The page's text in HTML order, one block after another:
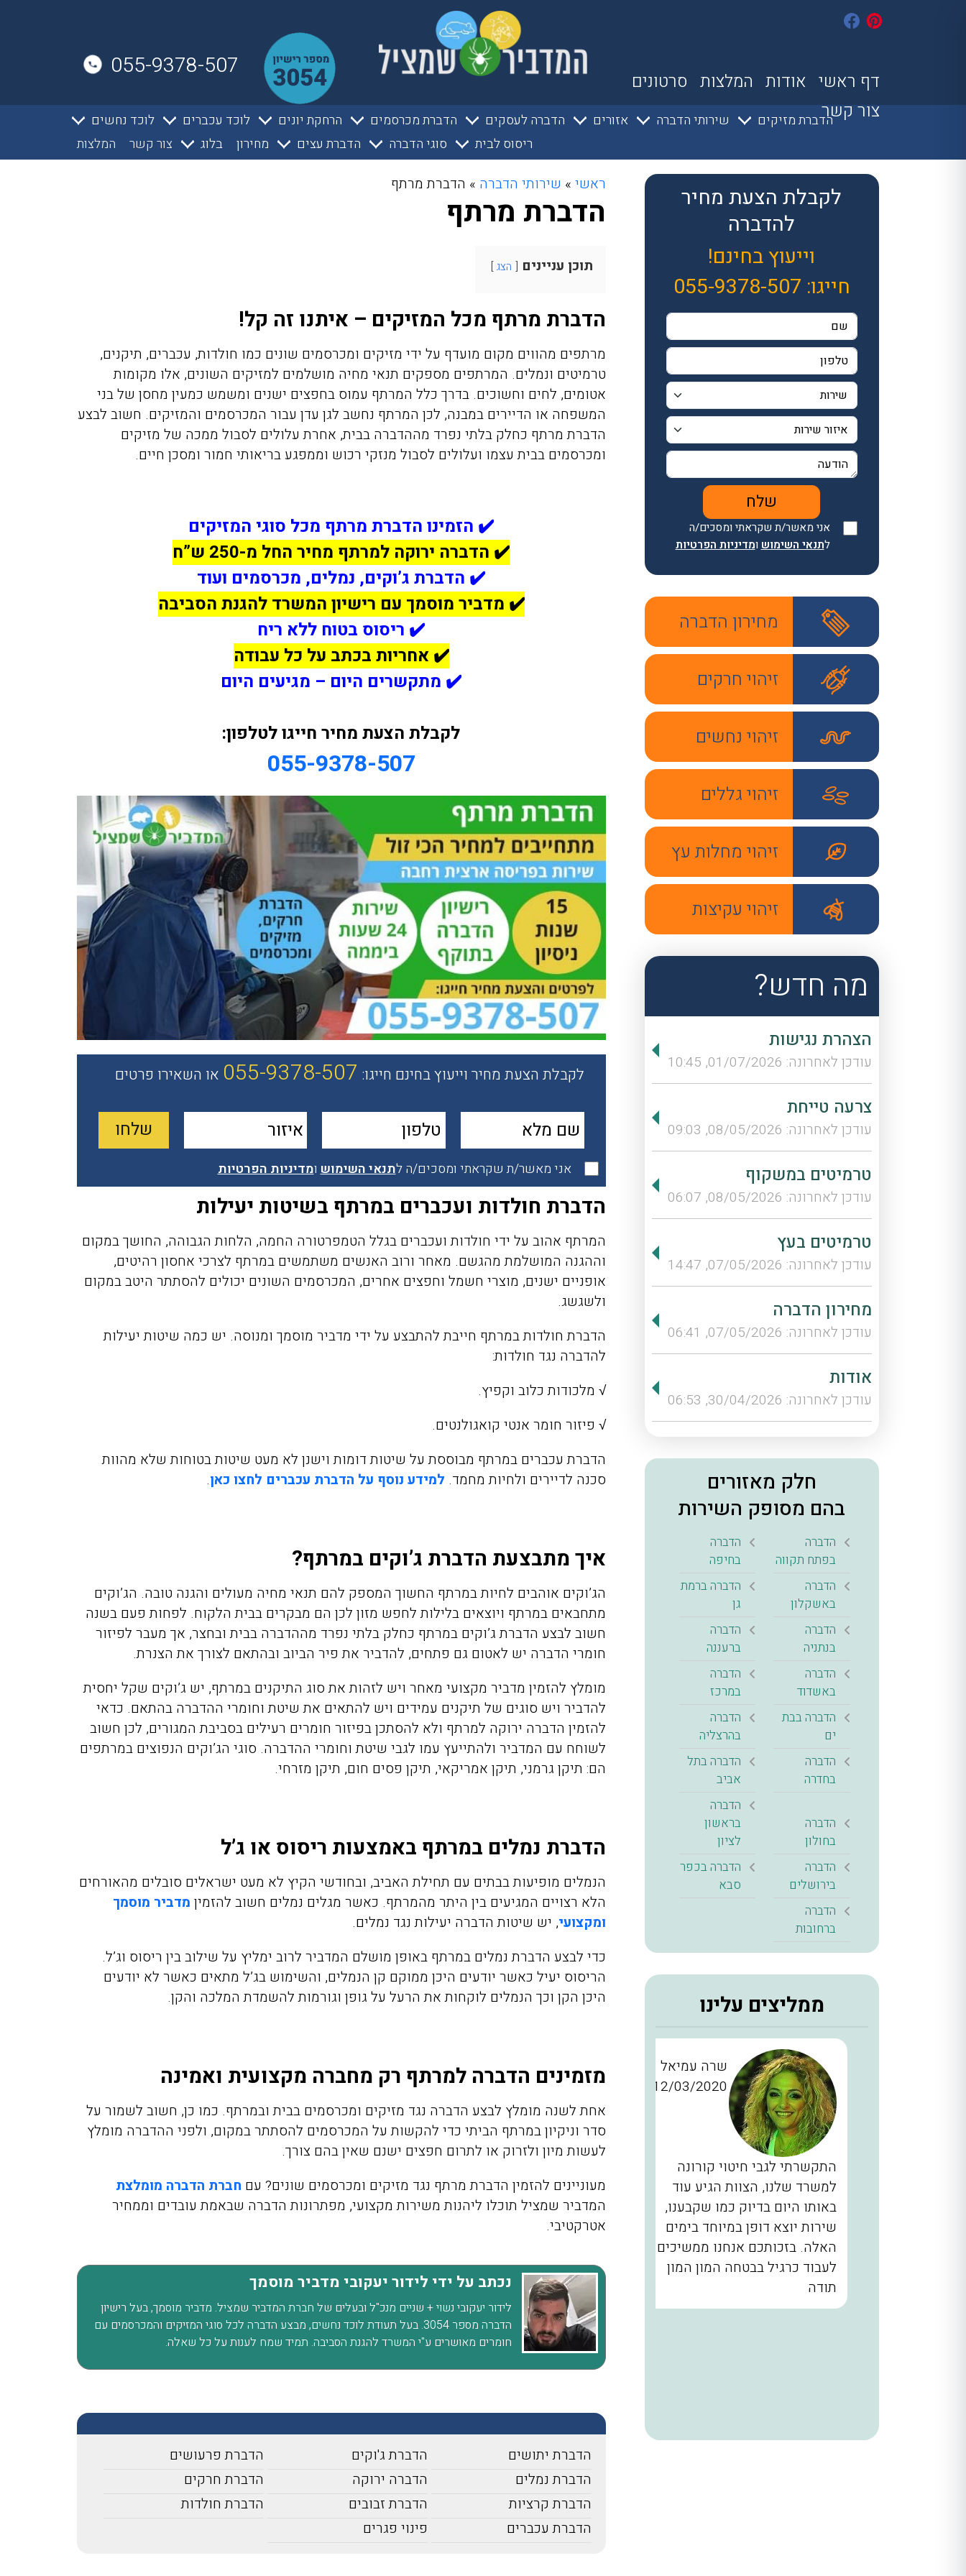
דף ראשי אודות המלצות סרטונים
צור קשר
055-9378-507
הדברת מזיקים שירותי הדברה אזורים הדברה לעסקים הדברת מכרסמים הרחקת יונים לוכד עכברים
לוכד נחשים
ריסוס לבית
סוגי הדברה הדברת עצים מחירון בלוג צור קשר המלצות
לקבלת הצעת מחיר
להדברה
וייעוץ בחינם!
חייגו: 055-9378-507
אני מאשר/ת שקראתי ומסכים/ה
לתנאי השימוש ומדיניות הפרטיות
מחירון הדברה
זיהוי חרקים
זיהוי נחשים
זיהוי גללים
זיהוי מחלות עץ
זיהוי עקיצות
מה חדש?
הצהרת נגישות
עודכן לאחרונה: 01/07/2026, 10:45
צרעה טייחת
עודכן לאחרונה: 08/05/2026, 09:03
טרמיטים במשקוף
עודכן לאחרונה: 08/05/2026, 06:07
טרמיטים בעץ
עודכן לאחרונה: 07/05/2026, 14:47
מחירון הדברה
עודכן לאחרונה: 07/05/2026, 06:41
אודות
עודכן לאחרונה: 30/04/2026, 06:53
חלק מאזורים
בהם מסופק השירות
הדברה
בפתח תקווה
הדברה
בחיפה
הדברה
באשקלון
הדברה ברמת
גן
הדברה
בנתניה
הדברה
ברעננה
הדברה
באשדוד
הדברה
במרכז
הדברה בבת
ים
הדברה
בהרצליה
הדברה
בחדרה
הדברה בתל
אביב
הדברה
בחולון
הדברה
בראשון
לציון
הדברה
בירושלים
הדברה בכפר
סבא
הדברה
ברחובות
ממליצים עלינו
שרה עמיאל
12/03/2020
התקשרתי לגבי חיטוי קורונה
למשרד שלנו, הצוות הגיע עוד
באותו היום בדיוק כמו שקבענו,
שירות יוצא דופן במיוחד בימים
האלה. בזכותכם אנחנו ממשיכים
לעבוד כרגיל בבטחה המון המון
תודה
אריאלה לוין
08/04/2020
טרמיטים שהיו לנו בחדר שינה
בפרקט, הגיע בחור בשם דני ביצע
את העבודה בצורה מושלמת וגם
רגועים, חודשיים אחרי ואין זכר
לטרמיטים. תודה על השירות
הסופר מקצועי ועל ההסבר לפני
ואחרי ההדברהיש לציין שהמדביר
הגיע עם כפפות ומסכה כמו
שביקשתי
מיכה אלפסי
17/02/2019
הדברה של ג'וקים בדירה בפרדס
חנה, אחרי 50 דקות המדביר כבר
איתנו מה שנקרא פשפש
לא ידענו בהתחלה ממה
פשפשים בכל הבית עד
חברים שלנו, הגיע המדביר
מטעמכם בדק וראה שיש
הוגן, יושרה, אין לי ספק
למי לפנות.
ראשי » שירותי הדברה » הדברת מרתף
הדברת מרתף
תוכן עניינים הצג
הדברת מרתף מכל המזיקים – איתנו זה קל!
מרתפים מהווים מקום מועדף על ידי מזיקים ומכרסמים שונים כמו חולדות, עכברים, תיקנים,
טרמיטים ונמלים. המרתפים מספקים תנאי מחיה מושלמים למזיקים השונים, אלו מקומות
אטומים, לחים וחשוכים. בדרך כלל המרתף עמוס בחפצים ישנים ומשמש כמעין מחסן של בני
המשפחה או הדיירים במבנה, לכן המרתף נחשב לגן עדן עבור המכרסמים והמזיקים. חשוב לבצע
הדברת מרתף כחלק בלתי נפרד מההדברה בבית, אחרת עלולים לסבול ממכה של מזיקים
ומכרסמים בבית עצמו ועלולים לסבול מנזקי רכוש וממפגע בריאותי חמור ומסכן חיים.
✔️ הזמינו הדברת מרתף מכל סוגי המזיקים
✔️ הדברה ירוקה למרתף מחיר החל מ-250 ש”ח
✔️ הדברת ג’וקים, נמלים, מכרסמים ועוד
✔️ מדביר מוסמך עם רישיון המשרד להגנת הסביבה
✔️ ריסוס בטוח ללא ריח
✔️ אחריות בכתב על כל עבודה
✔️ מתקשרים היום – מגיעים היום
לקבלת הצעת מחיר חייגו לטלפון:
055-9378-507
לקבלת הצעת מחיר וייעוץ בחינם חייגו: 055-9378-507 או השאירו פרטים
אני מאשר/ת שקראתי ומסכים/ה לתנאי השימושומדיניות הפרטיות
הדברת חולדות ועכברים במרתף בשיטות יעילות
המרתף אהוב על ידי חולדות ועכברים בגלל הטמפרטורה החמה, הלחות הגבוהה, החושך במקום
וההגנה המושלמת מהגשם. מאחר ורוב האנשים משתמשים במרתף לצרכי אחסון רהיטים,
אופניים ישנים, מוצרי חשמל וחפצים אחרים, המכרסמים השונים יכולים להסתתר היטב במקום
ולשגשג.
הדברת חולדות במרתף חייבת להתבצע על ידי מדביר מוסמך ומנוסה. יש כמה שיטות יעילות
להדברה נגד חולדות:
√ מלכודות כלוב וקפיץ.
√ פיזור חומר אנטי קואגולנטים.
הדברת עכברים במרתף מבוססת על שיטות דומות וישנן לא מעט שיטות בטוחות שלא מהוות
סכנה לדיירים ולחיות מחמד. למידע נוסף על הדברת עכברים לחצו כאן.
איך מתבצעת הדברת ג’וקים במרתף?
הג’וקים אוהבים לחיות במרתף החשוך המספק להם תנאי מחיה מעולים והגנה טובה. הג’וקים
מתחבאים במרתף ויוצאים בלילות לחפש מזון לכן הם מבקרים בבית הלקוח. לפחות פעם בשנה
חשוב לבצע הדברת ג’וקים במרתף כחלק בלתי נפרד מההדברה בבית ובחצר, אך מעבר לפיזור
חומרי הדברה יש לאטום גם פתחים, להדביר את פיר הביוב ובהתאם לצורך את הצנרת.
מומלץ להזמין מדביר מקצועי מאחר ויש לזהות את סוג התיקנים במרתף, יש ג’וקים שקל יחסית
להדביר ויש סוגים של תיקנים עמידים ויש להתאים את שיטת וחומרי ההדברה בהתאם. כדאי
להזמין הדברה ירוקה למרתף ולא להסתכן בפיזור חומרים רעילים בסביבת המגורים, לכן חשוב
לשוחח עם המדביר ולהתייעץ עמו לגבי שיטת וחומרי ההדברה. סוגי הג’וקים הנפוצים במרתפים
הם: תיקן גרמני, תיקן אמריקאי, תיקן פסים חום, תיקן מזרחי.
הדברת נמלים במרתף באמצעות ריסוס או ג’ל
הנמלים מופיעות בבתים עם תחילת האביב, ובחודשי הקיץ לא מעט ישראלים סובלים מהאורחים
הלא רצויים המגיעים בין היתר מהמרתף. כאשר מגלים נמלים חשוב להזמין מדביר מוסמך
ומקצועי, יש שיטות הדברה יעילות נגד נמלים.
כדי לבצע הדברת נמלים במרתף באופן מושלם המדביר לרוב ימליץ על שילוב בין ריסוס וג’ל.
הריסוס יעיל כאשר יודעים היכן ממוקם קן הנמלים, והשימוש בג’ל מתאים כאשר לא יודעים
היכן הקן וכך הנמלים לוקחות את הרעל על גופן וגורמות להשמדת המלכה והקן.
מזמינים הדברה למרתף רק מחברה מקצועית ואמינה
אחת לשנה מומלץ לבצע הדברה נגד מזיקים ומכרסמים בבית ובמרתף. כמו כן, חשוב לשמור על
סדר וניקיון במרתף הביתי כדי להקשות על המכרסמים להסתתר במקום, ולפני ההדברה מומלץ
לעשות מיון ולזרוק או לתרום חפצים ישנם שאין בהם צורך.
מעוניינים להזמין הדברת מרתף נגד מזיקים ומכרסמים שונים? עם חברת הדברה מומלצת
המדביר שמציל תוכלו ליהנות משירות מקצועי, מפתרונות הדברה שבאמת עובדים וממחיר
אטרקטיבי.
נכתב על ידי לידור יעקובי מדביר מוסמך
לידור יעקובי נשוי + שניים מנכ"ל ובעלים של חברת המדביר שמציל. מדביר מוסמך, בעל רישיון
הדברה מספר 3054. בעל תעודת לוכד נחשים, מבצע הדברה לכל סוגי המזיקים והמכרסמים עם
חומרים מאושרים ע"י המשרד להגנת הסביבה. תמיד שמח לענות על כל שאלה.
הדברת יתושים הדברת ג'וקים
הדברת פרעושים
הדברת נמלים
הדברה ירוקה
הדברת חרקים
הדברת קרציות
הדברת זבובים
הדברת חולדות
הדברת עכברים
פינוי פגרים